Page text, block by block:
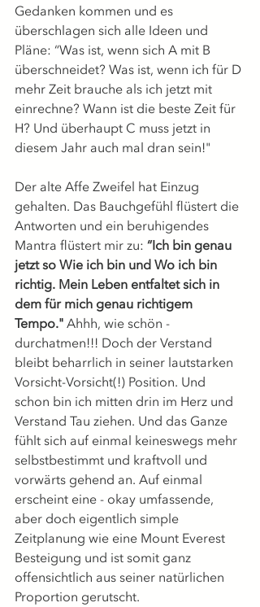
Gedanken kommen und es
überschlagen sich alle Ideen und
Pläne: “Was ist, wenn sich A mit B
überschneidet? Was ist, wenn ich für D
mehr Zeit brauche als ich jetzt mit
einrechne? Wann ist die beste Zeit für
H? Und überhaupt C muss jetzt in
diesem Jahr auch mal dran sein!"
Der alte Affe Zweifel hat Einzug
gehalten. Das Bauchgefühl flüstert die
Antworten und ein beruhigendes
Mantra flüstert mir zu: “Ich bin genau
jetzt so Wie ich bin und Wo ich bin
richtig. Mein Leben entfaltet sich in
dem für mich genau richtigem
Tempo." Ahhh, wie schön -
durchatmen!!! Doch der Verstand
bleibt beharrlich in seiner lautstarken
Vorsicht-Vorsicht(!) Position. Und
schon bin ich mitten drin im Herz und
Verstand Tau ziehen. Und das Ganze
fühlt sich auf einmal keineswegs mehr
selbstbestimmt und kraftvoll und
vorwärts gehend an. Auf einmal
erscheint eine - okay umfassende,
aber doch eigentlich simple
Zeitplanung wie eine Mount Everest
Besteigung und ist somit ganz
offensichtlich aus seiner natürlichen
Proportion gerutscht.